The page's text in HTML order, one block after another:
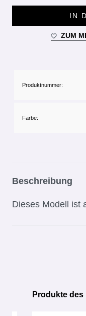
IN
ZUM
Produktnummer:
Farbe:
Beschreibung
Dieses Modell ist
Produktgalerie
Produkte